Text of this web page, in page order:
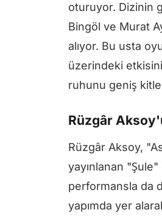
oturuyor. Dizinin
Bingöl ve Murat
alıyor. Bu usta
üzerindeki
ruhunu geniş
Rüzgâr
Rüzgâr Aksoy,
yayınlanan
performansla da
yapımda yer